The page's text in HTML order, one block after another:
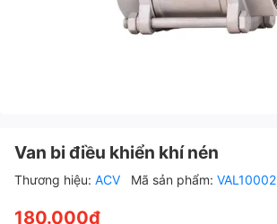
Van bi điều khiển khí nén
Thương hiệu: ACV Mã sản phẩm: VAL10002
180.000₫